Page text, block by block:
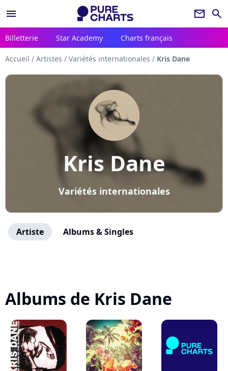
menu newsletter search
Billetterie Star Academy Charts français
Accueil / Artistes / Variétés internationales / Kris Dane
Kris Dane
Variétés internationales
Artiste Albums & Singles
Albums de Kris Dane